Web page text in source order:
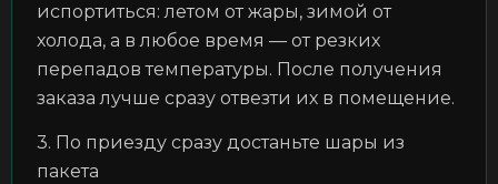
испортиться: летом от жары, зимой от
холода, а в любое время — от резких
перепадов температуры. После получения
заказа лучше сразу отвезти их в помещение.
3. По приезду сразу достаньте шары из
пакета